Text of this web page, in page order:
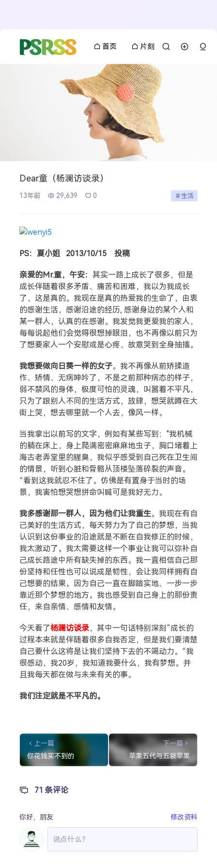
首页 片刻
搜索
生活 音乐 微博 故事 杂志
摄影
Dear童（杨澜访谈录）
13年前 29,639 0 生活
PS：夏小姐 2013/10/15 投稿
亲爱的Mr.童，午安： 其实一路上成长了很多，但是
成长伴随着很多矛盾、痛苦和困难，我以为我成长
了，这是真的。我现在是真的热爱我的生命了，由衷
的感谢生活，感谢沿途的经历, 感谢身边的某个人和
某一群人，认真的在感谢。我发觉我更爱我的家人，
每每说起他们会觉得很想掉眼泪，也不再像以前只为
了想要家人一个安慰或是心疼，故意哭到全身抽搐。
我想要做向日葵一样的女子。我不再像从前矫揉造
作、矫情、无病呻吟了，不是之前那种病态的样子，
弱不禁风的身体，极度可怕的灵魂，叫嚣着不平凡，
只为了跟别人不同的生活方式，放肆，想哭就蹲在大
街上哭，想去哪里就一个人去，像风一样。
当我拿出以前写的文字，例如有某些写到："我机械
的躺在床上，身上爬满密密麻麻地虫子，胸口堵着上
海古老弄堂里的腥臭，我似乎感受到自己死在卫生间
的情景，听到心脏和骨骼从顶楼坠落碎裂的声音。
“看到这我就忍不住了。仿佛是有置身于当时的场
景，我害怕想哭想拼命叫喊可是我好无力。
我多感谢那一群人，因为他们让我重生。我现在有自
己美好的生活方式，每天努力为了自己的梦想，当我
认识到这份事业的沿途就是不断在自我修正的时候，
我太激动了。我太需要这样一个事业让我可以弥补自
己成长路途中所有缺失掉的东西。我一直相信自己那
份坚持和任性也可以说成是韧性，会让我同样拥有自
己想要的结果。因为自己一直在脚踏实地、一步一步
靠近那个梦想的地方。我也感受到自己身上的那份责
任，来自亲情、感情和友情。
今天看了杨澜访谈录，其中一句话特别深刻”成长的
过程本来就是伴随着很多自我否定，但是我们要清楚
自己要什么这将是让我们坚持下去的不竭动力。“我
很感动，我20岁，我知道我要什么，我有梦想。并
且我每天都在做与未来有关的事。
我们注定就是不平凡的。
上一篇
你花钱买不到的
下一篇
苹果五代与五袋苹果
71 条评论
你好， 朋友 修改资料